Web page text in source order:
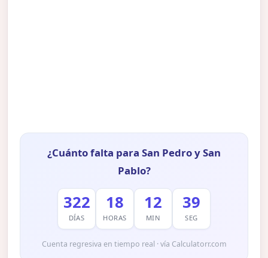
¿Cuánto falta para San Pedro y San
Pablo?
322
DÍAS
18
HORAS
12
MIN
38
SEG
Cuenta regresiva en tiempo real · vía Calculatorr.com